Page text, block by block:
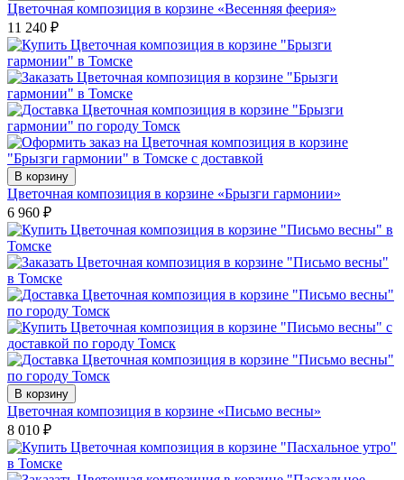
Цветочная композиция в корзине «Весенняя феерия»
11 240 ₽
В корзину
Цветочная композиция в корзине «Брызги гармонии»
6 960 ₽
В корзину
Цветочная композиция в корзине «Письмо весны»
8 010 ₽